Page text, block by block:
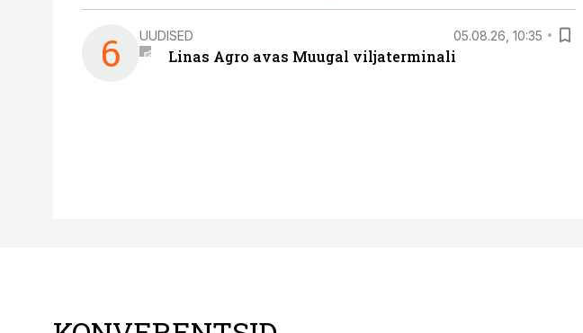
6 UUDISED 05.08.26, 10:35
Linas Agro avas Muugal viljaterminali